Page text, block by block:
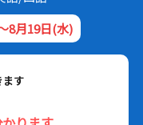
8月19日(水)
ます